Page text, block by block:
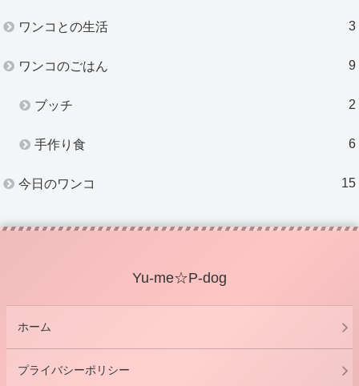
ワンコとの生活 3
ワンコのごはん 9
ブッチ 2
手作り食 6
今日のワンコ 15
Yu-me☆P-dog
ホーム
プライバシーポリシー